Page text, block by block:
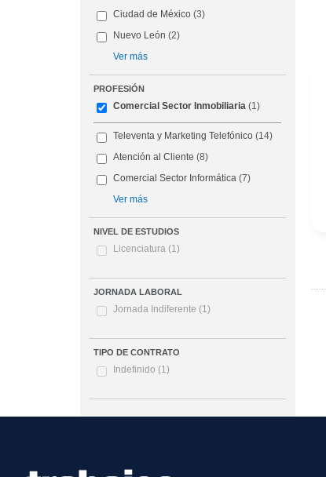
Ciudad de México (3)
Nuevo León (2)
Ver más
PROFESIÓN
Comercial Sector Inmobiliaria (1)
Televenta y Marketing Telefónico (14)
Atención al Cliente (8)
Comercial Sector Informática (7)
Ver más
NIVEL DE ESTUDIOS
Licenciatura (1)
JORNADA LABORAL
Jornada Indiferente (1)
TIPO DE CONTRATO
Indefinido (1)